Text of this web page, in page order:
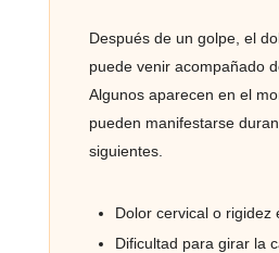
Después de un golpe, el
puede venir acompañado
Algunos aparecen en el
pueden manifestarse
siguientes.
Dolor cervical o rigidez
Dificultad para girar la